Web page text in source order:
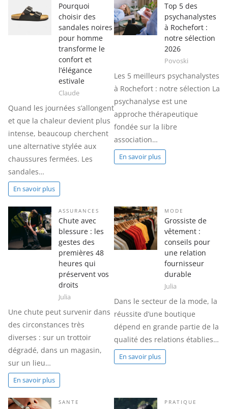
Pourquoi
choisir des
sandales noires
pour homme
transforme le
confort et
l’élégance
estivale
Claude
Quand les journées s’allongent
et que la chaleur devient plus
intense, beaucoup cherchent
une alternative stylée aux
chaussures fermées. Les
sandales…
En savoir plus
Top 5 des
psychanalystes
à Rochefort :
notre sélection
2026
Povoski
Les 5 meilleurs psychanalystes
à Rochefort : notre sélection La
psychanalyse est une
approche thérapeutique
fondée sur la libre
association…
En savoir plus
ASSURANCES
Chute avec
blessure : les
gestes des
premières 48
heures qui
préservent vos
droits
Julia
Une chute peut survenir dans
des circonstances très
diverses : sur un trottoir
dégradé, dans un magasin,
sur un lieu…
En savoir plus
MODE
Grossiste de
vêtement :
conseils pour
une relation
fournisseur
durable
Julia
Dans le secteur de la mode, la
réussite d’une boutique
dépend en grande partie de la
qualité des relations établies…
En savoir plus
SANTE PRATIQUE